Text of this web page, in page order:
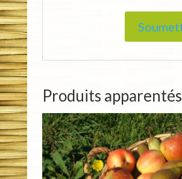
Produits apparentés